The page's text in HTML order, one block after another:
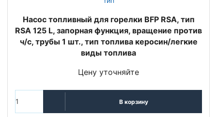
Насос топливный для горелки BFP RSA, тип
RSA 125 L, запорная функция, вращение против
ч/с, трубы 1 шт., тип топлива керосин/легкие
виды топлива
Цену уточняйте
В корзину